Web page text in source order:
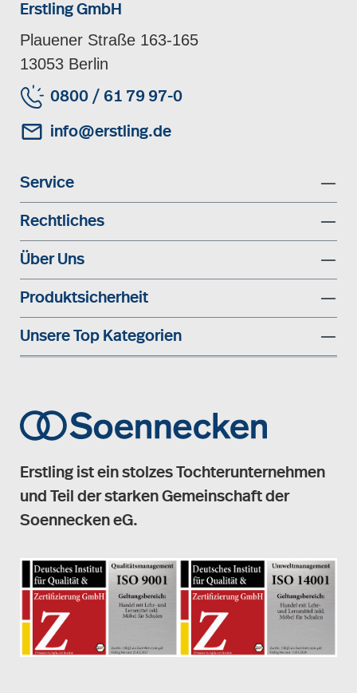
Erstling GmbH
Plauener Straße 163-165
13053 Berlin
0800 / 61 79 97-0
info@erstling.de
Service
Rechtliches
Über Uns
Produktsicherheit
Unsere Top Kategorien
Erstling ist ein stolzes Tochterunternehmen
und Teil der starken Gemeinschaft der
Soennecken eG.